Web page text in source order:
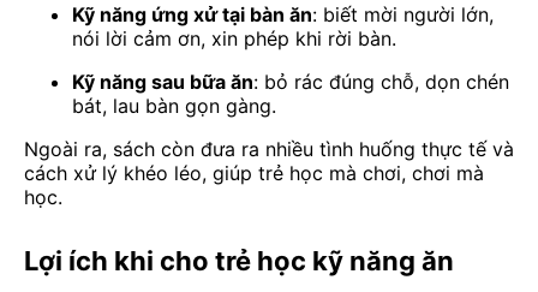
Kỹ năng ứng xử tại bàn ăn: biết mời người lớn,
nói lời cảm ơn, xin phép khi rời bàn.
Kỹ năng sau bữa ăn: bỏ rác đúng chỗ, dọn chén
bát, lau bàn gọn gàng.
Ngoài ra, sách còn đưa ra nhiều tình huống thực tế và
cách xử lý khéo léo, giúp trẻ học mà chơi, chơi mà
học.
Lợi ích khi cho trẻ học kỹ năng ăn